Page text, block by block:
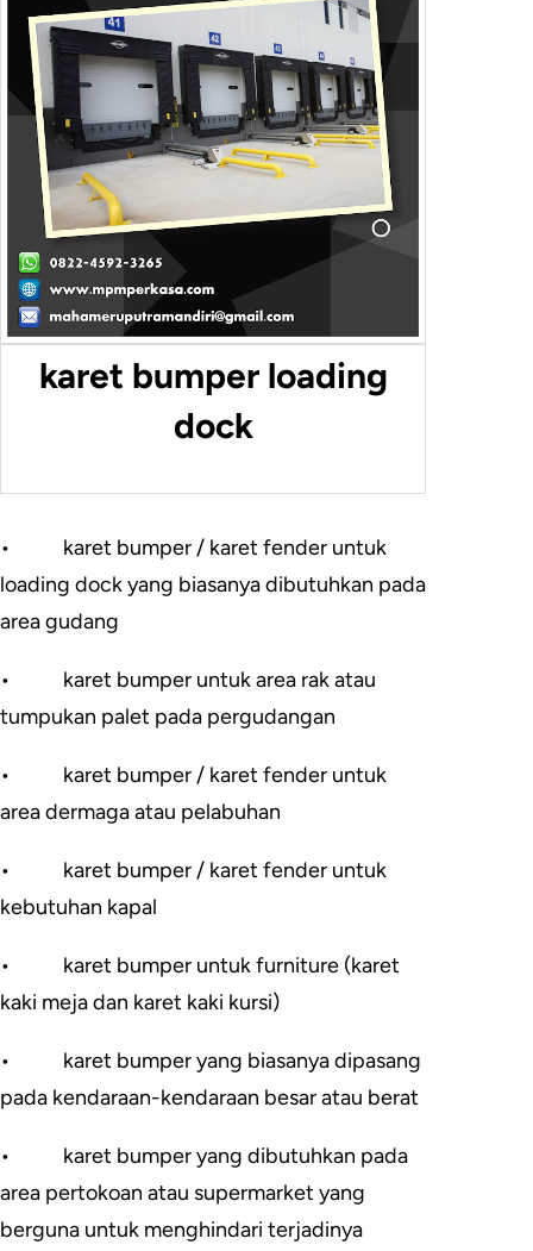
karet bumper loading
dock
•
karet bumper / karet fender untuk
loading dock yang biasanya dibutuhkan pada
area gudang
•
karet bumper untuk area rak atau
tumpukan palet pada pergudangan
•
karet bumper / karet fender untuk
area dermaga atau pelabuhan
•
karet bumper / karet fender untuk
kebutuhan kapal
•
karet bumper untuk furniture (karet
kaki meja dan karet kaki kursi)
•
karet bumper yang biasanya dipasang
pada kendaraan-kendaraan besar atau berat
•
karet bumper yang dibutuhkan pada
area pertokoan atau supermarket yang
berguna untuk menghindari terjadinya